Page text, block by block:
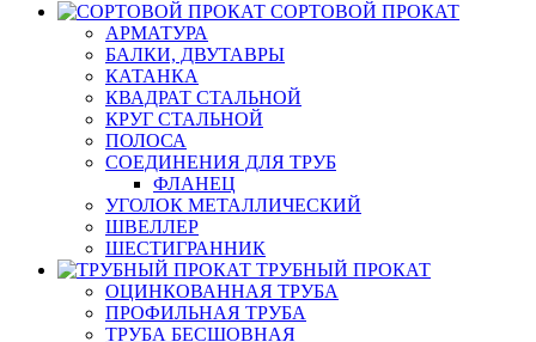
СОРТОВОЙ ПРОКАТ
АРМАТУРА
БАЛКИ, ДВУТАВРЫ
КАТАНКА
КВАДРАТ СТАЛЬНОЙ
КРУГ СТАЛЬНОЙ
ПОЛОСА
СОЕДИНЕНИЯ ДЛЯ ТРУБ
ФЛАНЕЦ
УГОЛОК МЕТАЛЛИЧЕСКИЙ
ШВЕЛЛЕР
ШЕСТИГРАННИК
ТРУБНЫЙ ПРОКАТ
ОЦИНКОВАННАЯ ТРУБА
ПРОФИЛЬНАЯ ТРУБА
ТРУБА БЕСШОВНАЯ